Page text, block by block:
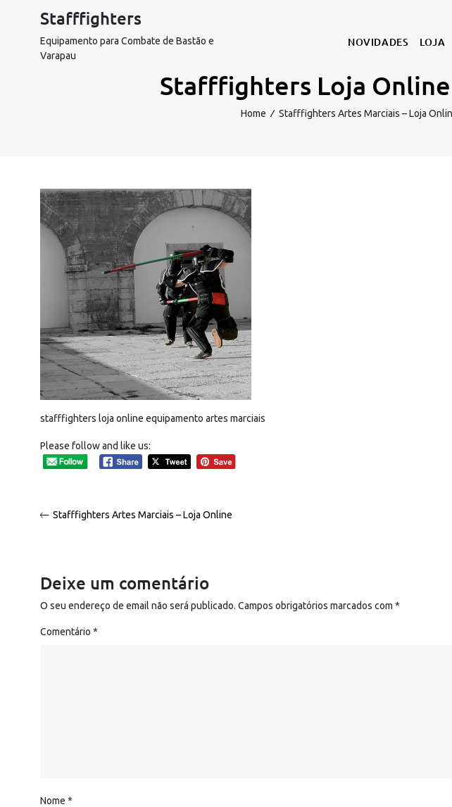
Stafffighters
Equipamento para Combate de Bastão e
Varapau
NOVIDADES LOJA
Stafffighters Loja
Home ∕ Stafffighters Artes Marciais – Loja
stafffighters loja online equipamento artes marciais
Please follow and like us:
Navegação
Stafffighters Artes Marciais – Loja Online
Deixe um comentário
O seu endereço de email não será publicado. Campos obrigatórios marcados com *
Comentário *
Nome *